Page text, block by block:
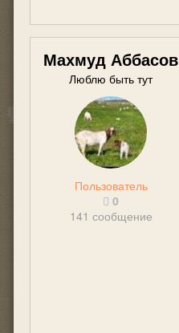
Махмуд Аббасов
Люблю быть тут
Пользователь
0
141 сообщение